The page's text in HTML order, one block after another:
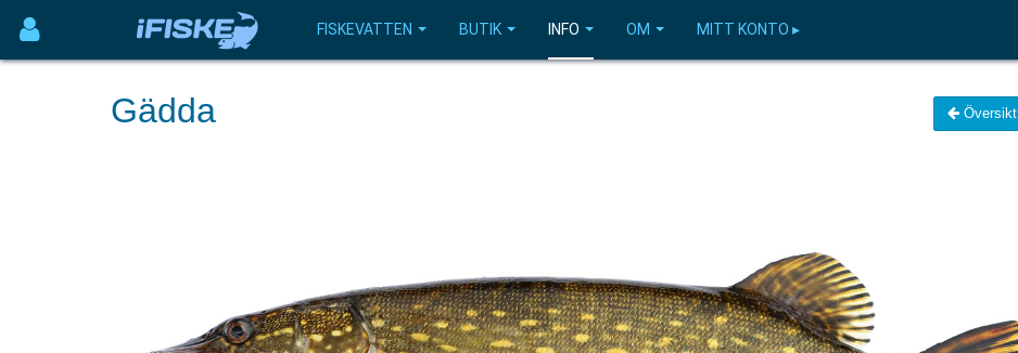
FISKEVATTEN BUTIK INFO OM MITT KONTO ▸
Gädda Översikt